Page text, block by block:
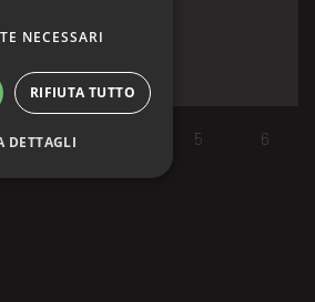
3 5 6
NECESSARI
RIFIUTA TUTTO
DETTAGLI